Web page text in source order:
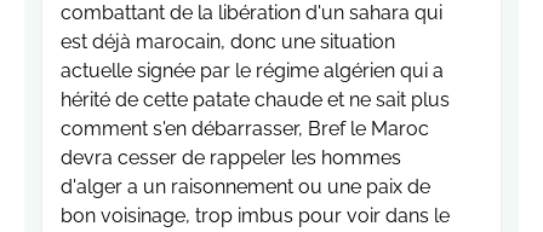
combattant de la libération d'un sahara qui
est déjà marocain, donc une situation
actuelle signée par le régime algérien qui a
hérité de cette patate chaude et ne sait plus
comment s'en débarrasser, Bref le Maroc
devra cesser de rappeler les hommes
d'alger a un raisonnement ou une paix de
bon voisinage, trop imbus pour voir dans le